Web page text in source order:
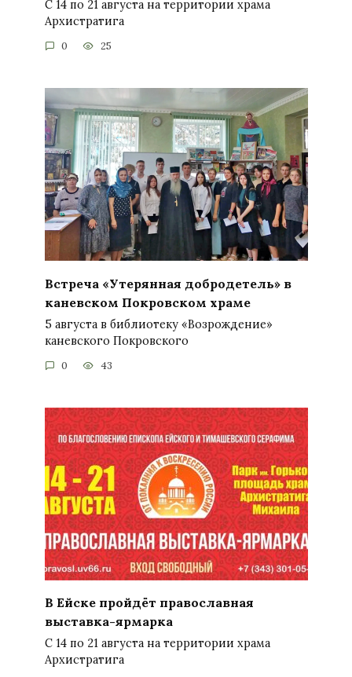
С 14 по 21 августа на территории храма
Архистратига
0 25
Встреча «Утерянная добродетель» в
каневском Покровском храме
5 августа в библиотеку «Возрождение»
каневского Покровского
0 43
В Ейске пройдёт православная
выставка-ярмарка
С 14 по 21 августа на территории храма
Архистратига